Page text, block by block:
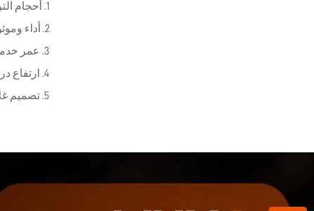
1. أحجام التركيب متوافقة مع سلسلة WMRV (باستثناء WKM50)
2. أداء وموثوقية أعلى.
3. عمر خدمة طويل.
4. ارتفاع درجة الحرارة منخفض.
5. تصميم غلاف فريد.